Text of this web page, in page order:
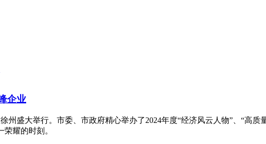
企业
州盛大举行。市委、市政府精心举办了2024年度“经济风云人物”、“高
耀的时刻。